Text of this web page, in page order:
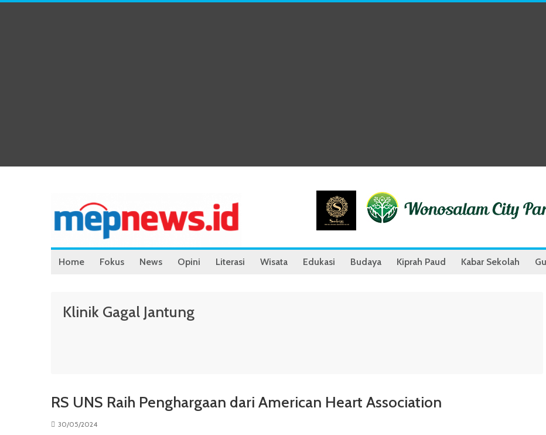
Home Fokus News Opini Literasi Wisata Edukasi Budaya Kiprah Paud Kabar Sekolah
Klinik Gagal Jantung
RS UNS Raih Penghargaan dari American Heart Association
30/05/2024